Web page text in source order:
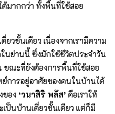
ด้มากกว่า ทั้งพื้นที่ใช้สอย
ยวชั้นเดียว เนื่องจากเรามีความ
นย่านนี้ ซึ่งมักใช้ชีวิตประจำวัน
ขณะที่ยังต้องการพื้นที่ใช้สอย
การอยู่อาศัยของคนในบ้านได้
ของ ‘วนาสิริ พลัส’ คือเราให้
ป็นบ้านเดี่ยวชั้นเดียว แต่ก็มี